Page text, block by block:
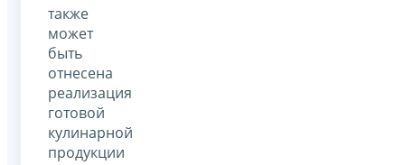
также
может
быть
отнесена
реализация
готовой
кулинарной
продукции